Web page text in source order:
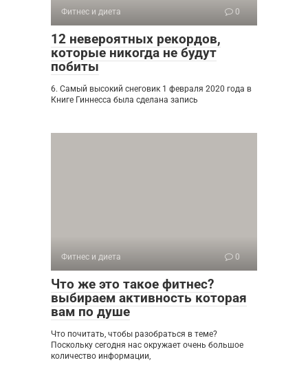
Фитнес и диета 0
12 невероятных рекордов,
которые никогда не будут
побиты
6. Самый высокий снеговик 1 февраля 2020 года в
Книге Гиннесса была сделана запись
Фитнес и диета 0
Что же это такое фитнес?
выбираем активность которая
вам по душе
Что почитать, чтобы разобраться в теме?
Поскольку сегодня нас окружает очень большое
количество информации,